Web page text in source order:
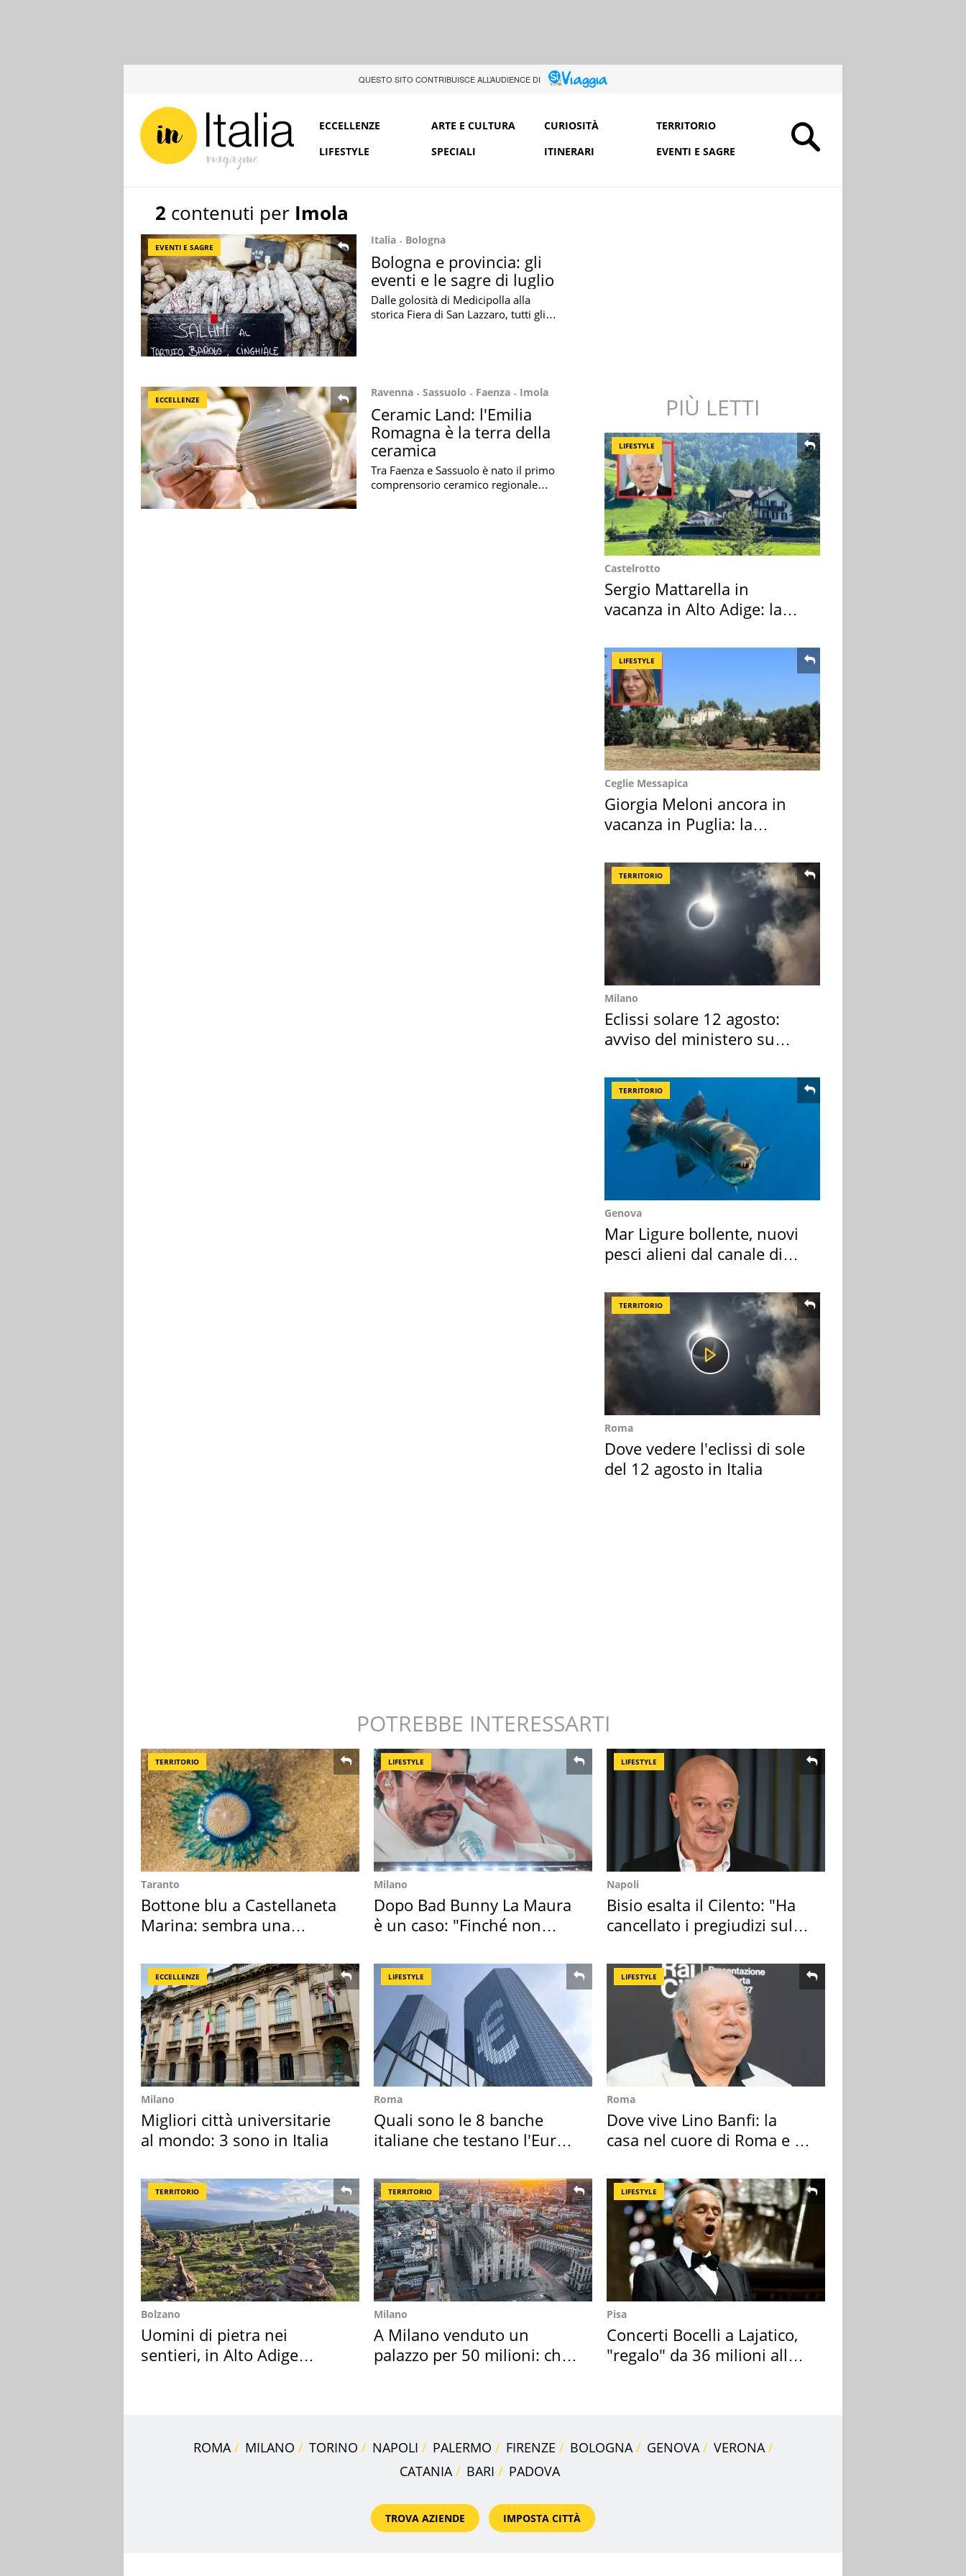
QUESTO SITO CONTRIBUISCE ALL’AUDIENCE DI
ECCELLENZE ARTE E CULTURA CURIOSITÀ
TERRITORIO
LIFESTYLE
SPECIALI ITINERARI EVENTI E SAGRE
2 contenuti per Imola
EVENTI E SAGRE
Italia Bologna
Bologna e provincia: gli
eventi e le sagre di luglio
Dalle golosità di Medicipolla alla
storica Fiera di San Lazzaro, tutti gli
ECCELLENZE
Ravenna Sassuolo Faenza Imola
Ceramic Land: l'Emilia
Romagna è la terra della
ceramica
Tra Faenza e Sassuolo è nato il primo
comprensorio ceramico regionale
PIÙ LETTI
LIFESTYLE
Castelrotto
Sergio Mattarella in
vacanza in Alto Adige: la
LIFESTYLE
Ceglie Messapica
Giorgia Meloni ancora in
vacanza in Puglia: la
TERRITORIO
Milano
Eclissi solare 12 agosto:
avviso del ministero su
TERRITORIO
Genova
Mar Ligure bollente, nuovi
pesci alieni dal canale di
TERRITORIO
Roma
Dove vedere l'eclissi di sole
del 12 agosto in Italia
POTREBBE INTERESSARTI
TERRITORIO
Taranto
Bottone blu a Castellaneta
Marina: sembra una
LIFESTYLE
Milano
Dopo Bad Bunny La Maura
è un caso: "Finché non
LIFESTYLE
Napoli
Bisio esalta il Cilento: "Ha
cancellato i pregiudizi sul
ECCELLENZE
Milano
Migliori città universitarie
al mondo: 3 sono in Italia
LIFESTYLE
Roma
Quali sono le 8 banche
italiane che testano l'Euro
LIFESTYLE
Roma
Dove vive Lino Banfi: la
casa nel cuore di Roma e i
TERRITORIO
Bolzano
Uomini di pietra nei
sentieri, in Alto Adige
TERRITORIO
Milano
A Milano venduto un
palazzo per 50 milioni: chi
LIFESTYLE
Pisa
Concerti Bocelli a Lajatico,
"regalo" da 36 milioni alla
ROMA MILANO TORINO NAPOLI PALERMO FIRENZE BOLOGNA GENOVA
VERONA
CATANIA
BARI PADOVA
TROVA AZIENDE IMPOSTA CITTÀ